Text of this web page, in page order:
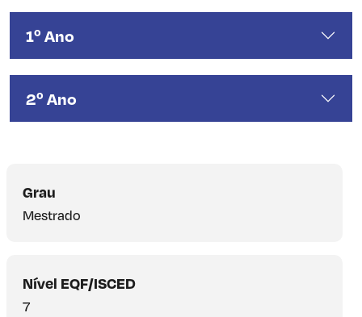
1º Ano
2º Ano
Grau
Mestrado
Nível EQF/ISCED
7